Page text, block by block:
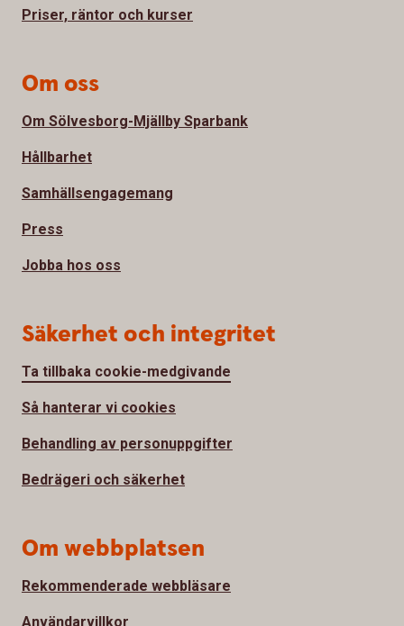
Priser, räntor och kurser
Om oss
Om Sölvesborg-Mjällby Sparbank
Hållbarhet
Samhällsengagemang
Press
Jobba hos oss
Säkerhet och integritet
Ta tillbaka cookie-medgivande
Så hanterar vi cookies
Behandling av personuppgifter
Bedrägeri och säkerhet
Om webbplatsen
Rekommenderade webbläsare
Användarvillkor